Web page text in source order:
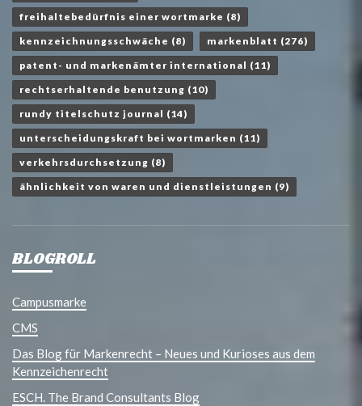
freihaltebedürfnis einer wortmarke (8)
kennzeichnungsschwäche (8) markenblatt (276)
patent- und markenämter international (11)
rechtserhaltende benutzung (10)
rundy titelschutz journal (14)
unterscheidungskraft bei wortmarken (11)
verkehrsdurchsetzung (8)
ähnlichkeit von waren und dienstleistungen (9)
BLOGROLL
Campusmarke
CMS
Das Blog für Markenrecht – Neues und Kurioses aus dem
Kennzeichenrecht
ESCH. The Brand Consultants Blog